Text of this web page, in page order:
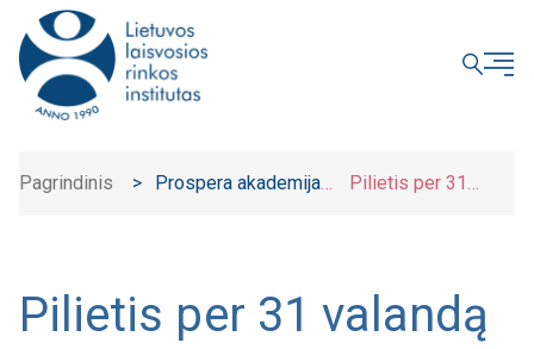
Pagrindinis >
Prospera akademija
Pilietis per 31
Pilietis per 31 valandą
UŽDARYTI